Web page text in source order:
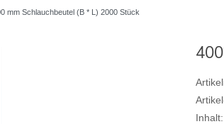
mm Schlauchbeutel (B * L) 2000 Stück
Inhalt: